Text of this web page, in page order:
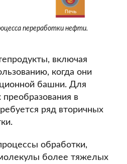
переработки нефти.
включая
когда они
башни. Для
в
ряд вторичных
обработки,
более тяжелых